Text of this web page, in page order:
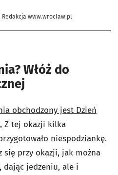
| Redakcja www.wroclaw.pl
Włóż do
obchodzony jest Dzień
Z tej okazji kilka
niespodziankę.
się przy okazji, jak można
dając jedzeniu, ale i